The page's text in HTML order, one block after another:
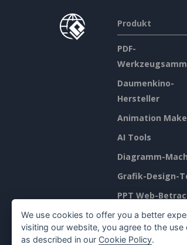
Produkt
PDF-
Daumenkino-
Hersteller
Animation
AI Tools
Diagramm-
Grafik-Design-
PPT Web-
Dokument-
We use cookies to offer you a better
visiting our website, you agree to the use
as described in our Cookie Policy.